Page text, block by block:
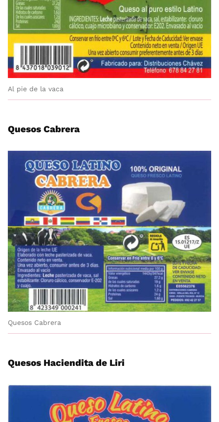
Al pie de la vaca
Quesos Cabrera
Quesos Cabrera
Quesos Haciendita de Liri